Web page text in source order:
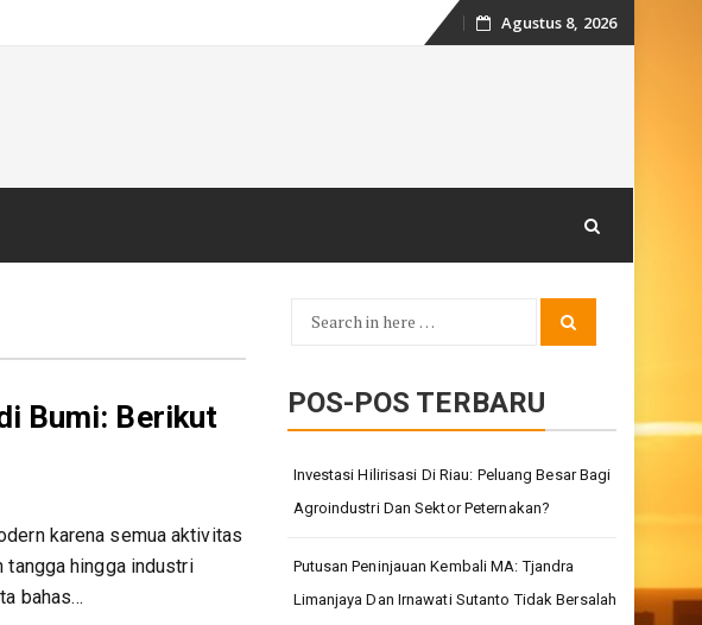
Skip
Agustus 8, 2026
Bumi: Berikut
karena semua aktivitas
tangga hingga industri
bahas…
Search
POS-POS TERBARU
Investasi Hilirisasi Di Riau: Peluang Besar Bagi
Agroindustri Dan Sektor Peternakan?
Putusan Peninjauan Kembali MA: Tjandra
Limanjaya Dan Irnawati Sutanto Tidak Bersalah